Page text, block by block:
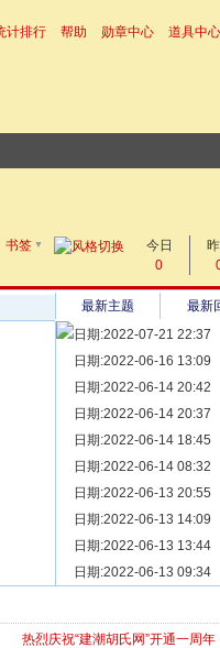
计排行 帮助 勋章中心
道具中心
帖子
书签 ▼
今日
0
最新主题
最新
日期:2022-07-21 22:37
[ 宗亲新闻 ] 同为宗亲，
日期:2022-06-16 13:09
[ 族谱知识 ] 漫话辈份
日期:2022-06-14 20:42
[ 族谱知识 ] 修族谱的用
日期:2022-06-14 20:37
[ 族谱知识 ] 一元等于多
日期:2022-06-14 18:45
[ 散文随笔 ] 写给远在天
日期:2022-06-14 08:32
[ 宗亲新闻 ] 关于“金鸡落
日期:2022-06-13 20:55
[ 庙堂宗祠 ] 洽礼祖祠
日期:2022-06-13 14:09
[ 庙堂宗祠 ] 京华胡氏二
日期:2022-06-13 13:44
[ 庙堂宗祠 ] 祖祠、家庙
日期:2022-06-13 09:34
热烈庆祝“建潮胡氏网”开通一周年